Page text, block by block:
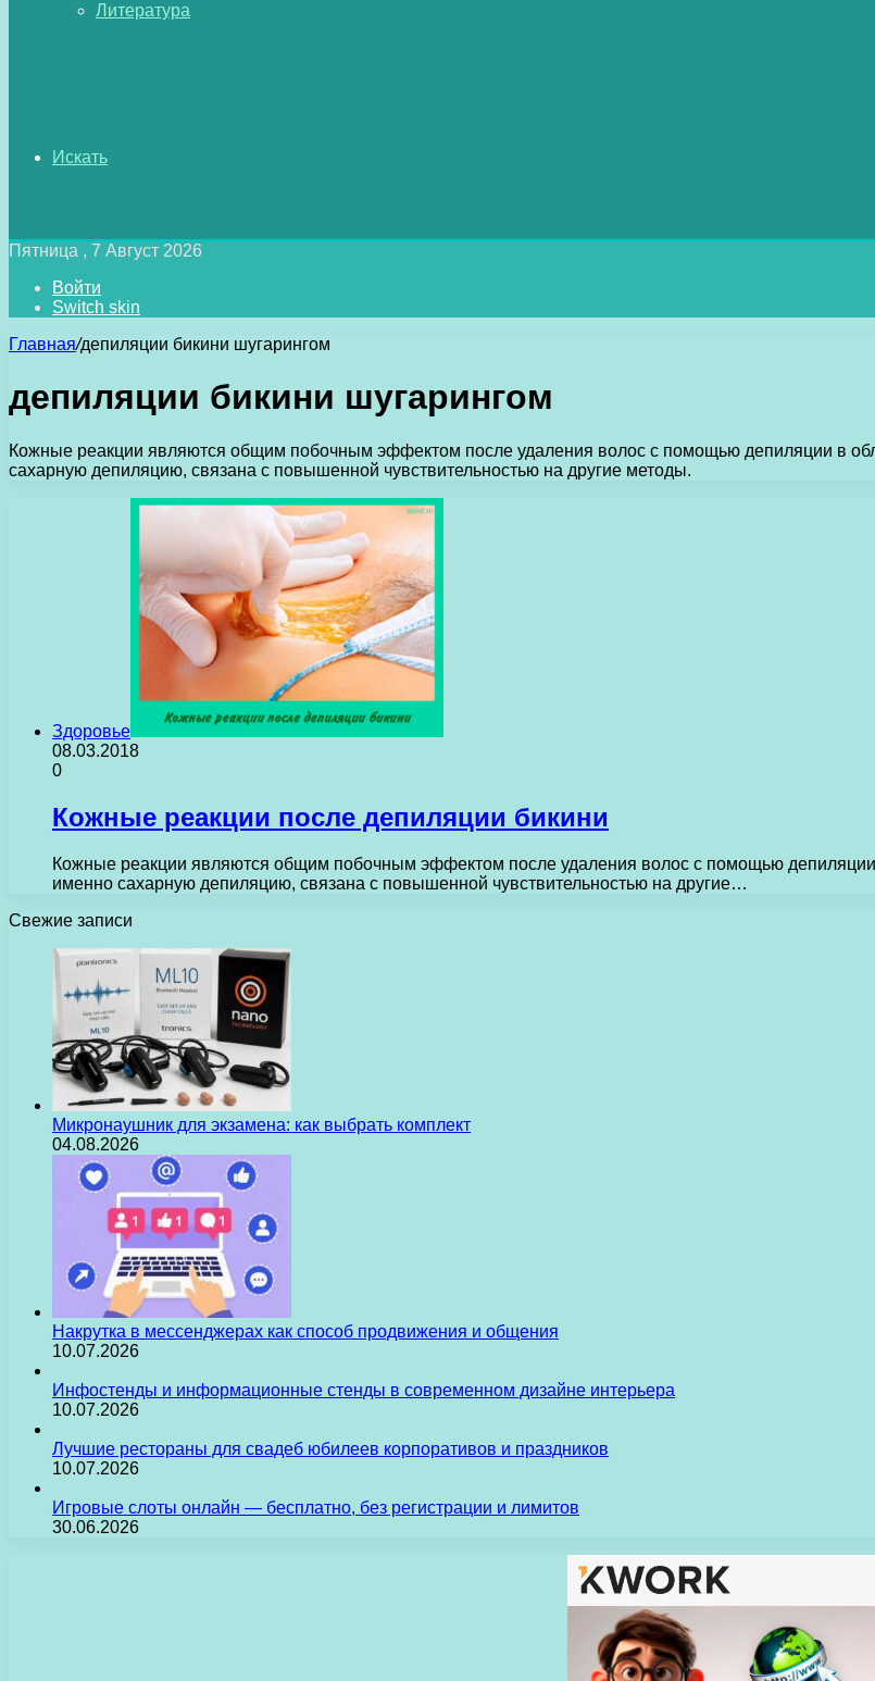
Литература
Искать
Пятница , 7 Август 2026
Войти
Switch skin
Главная/депиляции бикини шугарингом
депиляции бикини шугарингом
Кожные реакции являются общим побочным эффектом после удаления волос с помощью депиляции в
сахарную депиляцию, связана с повышенной чувствительностью на другие методы.
Здоровье
08.03.2018
0
Кожные реакции после депиляции бикини
Кожные реакции являются общим побочным эффектом после удаления волос с помощью
именно сахарную депиляцию, связана с повышенной чувствительностью на другие…
Свежие записи
Микронаушник для экзамена: как выбрать комплект
04.08.2026
Накрутка в мессенджерах как способ продвижения и общения
10.07.2026
Инфостенды и информационные стенды в современном дизайне интерьера
10.07.2026
Лучшие рестораны для свадеб юбилеев корпоративов и праздников
10.07.2026
Игровые слоты онлайн — бесплатно, без регистрации и лимитов
30.06.2026